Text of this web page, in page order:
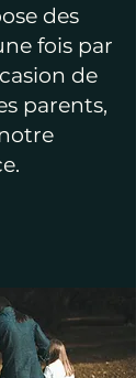
des
fois par
de
parents,